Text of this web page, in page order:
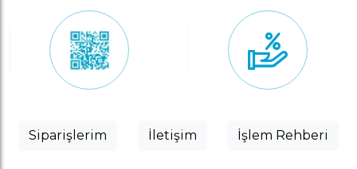
Siparişlerim İletişim İşlem Rehberi